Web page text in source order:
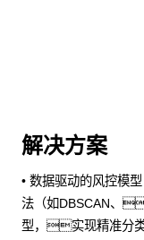
解决方案
• 数据驱动的风控模
法（如DBSCAN、
型，实现精准